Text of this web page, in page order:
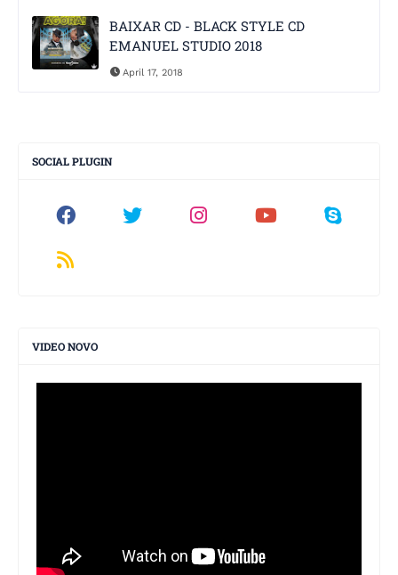
BAIXAR CD - BLACK STYLE CD
EMANUEL STUDIO 2018
April 17, 2018
SOCIAL PLUGIN
VIDEO NOVO